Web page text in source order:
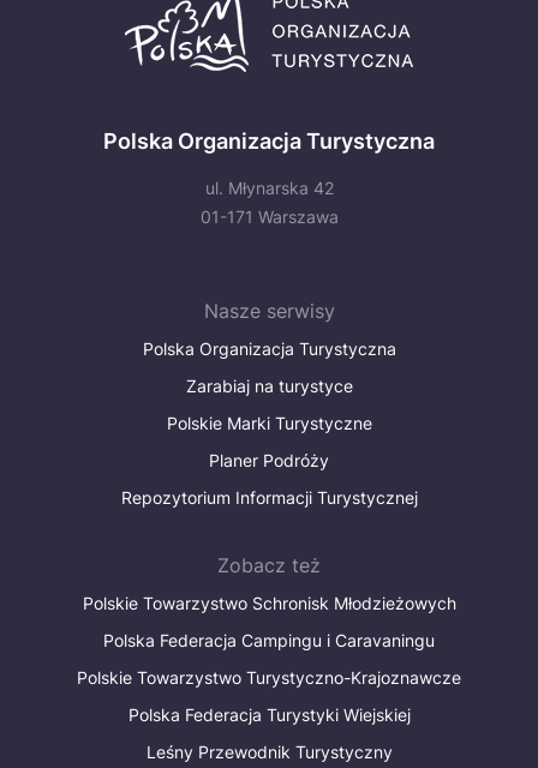
Polska Organizacja Turystyczna
ul. Młynarska 42
01-171 Warszawa
Nasze serwisy
Polska Organizacja Turystyczna
Zarabiaj na turystyce
Polskie Marki Turystyczne
Planer Podróży
Repozytorium Informacji Turystycznej
Zobacz też
Polskie Towarzystwo Schronisk Młodzieżowych
Polska Federacja Campingu i Caravaningu
Polskie Towarzystwo Turystyczno-Krajoznawcze
Polska Federacja Turystyki Wiejskiej
Leśny Przewodnik Turystyczny